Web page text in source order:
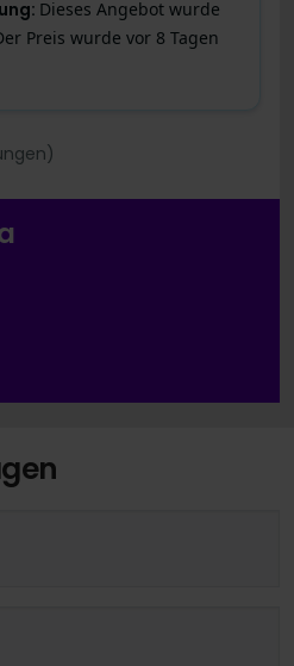
: Dieses Angebot wurde
Preis wurde vor 8 Tagen
)